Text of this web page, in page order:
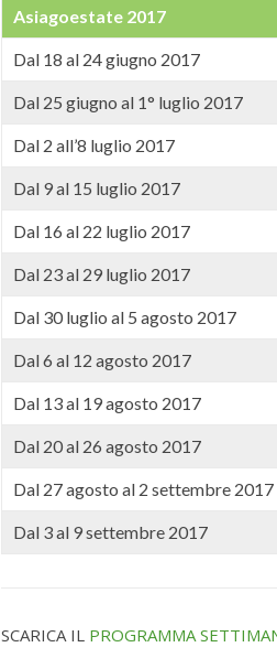
Asiagoestate 2017
Dal 18 al 24 giugno 2017
Dal 25 giugno al 1° luglio 2017
Dal 2 all’8 luglio 2017
Dal 9 al 15 luglio 2017
Dal 16 al 22 luglio 2017
Dal 23 al 29 luglio 2017
Dal 30 luglio al 5 agosto 2017
Dal 6 al 12 agosto 2017
Dal 13 al 19 agosto 2017
Dal 20 al 26 agosto 2017
Dal 27 agosto al 2 settembre 2017
Dal 3 al 9 settembre 2017
SCARICA IL PROGRAMMA